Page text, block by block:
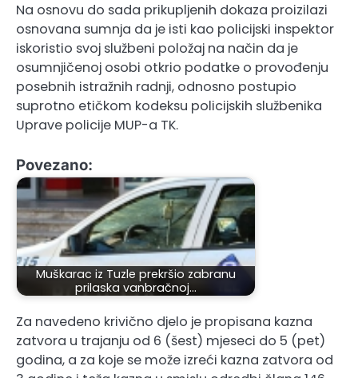
Na osnovu do sada prikupljenih dokaza proizilazi
osnovana sumnja da je isti kao policijski inspektor
iskoristio svoj službeni položaj na način da je
osumnjičenoj osobi otkrio podatke o provođenju
posebnih istražnih radnji, odnosno postupio
suprotno etičkom kodeksu policijskih službenika
Uprave policije MUP-a TK.
Povezano:
Muškarac iz Tuzle prekršio zabranu
prilaska vanbračnoj…
Za navedeno krivično djelo je propisana kazna
zatvora u trajanju od 6 (šest) mjeseci do 5 (pet)
godina, a za koje se može izreći kazna zatvora od